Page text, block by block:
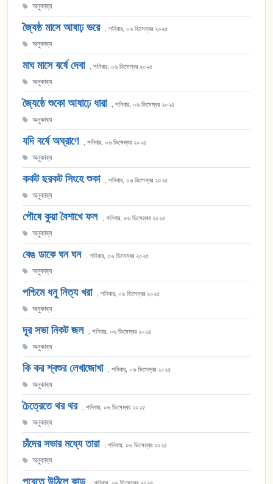
অনুকাব্য
জ্যৈষ্ঠ মাসে আষাঢ় ভরে , শনিবার, ০৬ ডিসেম্বর ২০২৫
অনুকাব্য
মাঘ মাসে বর্ষে দেবা , শনিবার, ০৬ ডিসেম্বর ২০২৫
অনুকাব্য
জ্যৈষ্ঠে শুকো আষাঢ়ে ধারা , শনিবার, ০৬ ডিসেম্বর ২০২৫
অনুকাব্য
যদি বর্ষে অঘ্রাণে , শনিবার, ০৬ ডিসেম্বর ২০২৫
অনুকাব্য
কর্কট ছরকট সিংহে শুকা , শনিবার, ০৬ ডিসেম্বর ২০২৫
অনুকাব্য
পৌষে কুয়া বৈশাখে ফল , শনিবার, ০৬ ডিসেম্বর ২০২৫
অনুকাব্য
বেঙ ডাকে ঘন ঘন , শনিবার, ০৬ ডিসেম্বর ২০২৫
অনুকাব্য
পশ্চিমে ধনু নিত্য খরা , শনিবার, ০৬ ডিসেম্বর ২০২৫
অনুকাব্য
দূর সভা নিকট জল , শনিবার, ০৬ ডিসেম্বর ২০২৫
অনুকাব্য
কি কর শ্বশুর লেখাজোখা , শনিবার, ০৬ ডিসেম্বর ২০২৫
অনুকাব্য
চৈত্রেতে থর থর , শনিবার, ০৬ ডিসেম্বর ২০২৫
অনুকাব্য
চাঁদের সভার মধ্যে তারা , শনিবার, ০৬ ডিসেম্বর ২০২৫
অনুকাব্য